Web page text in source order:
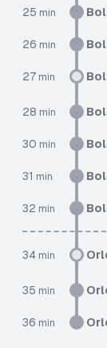
25 min
26 min
27 min
28 min
30 min
31 min
32 min
34 min
35 min
36 min